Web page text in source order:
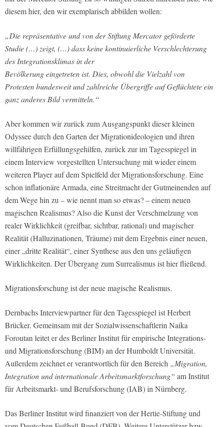
diesem hier, den wir exemplarisch abbilden wollen:
„Die repräsentative und von der Stiftung Mercator geförderte
Studie (…) zeigt, (…) dass keine kontinuierliche Verschlechterung
des Integrationsklimas in der
Bevölkerung eingetreten ist. Dies, obwohl die Vielzahl von
Protesten bundesweit und zahlreiche Übergriffe auf Geflüchtete ein
ganz anderes Bild vermitteln.“
Aber kommen wir zurück zum Ausgangspunkt dieser kleinen
Odyssee durch den Garten der Migrationideologien und ihren
willfährigen Erfüllungsgehilfen, zurück zur im Tagesspiegel in
einem Interview vorgestellten Untersuchung mit wieder einem
weiteren Player auf dem Spielfeld der Migrationsforschung. Eine
schon inflationäre Armada, eine Streitmacht der Gutmeinenden auf
dem Wege hin zu – wie nennt man so etwas? – einem neuen
magischen Realismus? Also die Kunst der Verschmelzung von
realer Wirklichkeit (greifbar, sichtbar, rational) und magischer
Realität (Halluzinationen, Träume) mit dem Ergebnis einer neuen,
einer „dritte Realität“, einer Synthese aus den uns geläufigen
Wirklichkeiten. Der Übergang zum Surrealismus ist hier fließend.
Migrationsforschung ist der neue magische Realismus.
Dernbachs Interviewpartner für den Tagesspiegel ist Herbert
Brücker. Gemeinsam mit der Sozialwissenschaftlerin Naika
Foroutan leitet er des Berliner Institut für empirische Integrations-
und Migrationsforschung (BIM) an der Humboldt Universität.
Außerdem zeichnet er verantwortlich für den Bereich „Migration,
Integration und internationale Arbeitsmarktforschung“ am Institut
für Arbeitsmarkt- und Berufsforschung (IAB) in Nürnberg.
Das Berliner Institut wird finanziert von der Hertie-Stiftung und